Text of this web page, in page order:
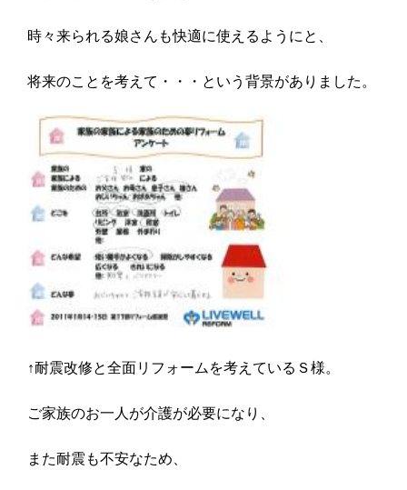
時々来られる娘さんも快適に使えるようにと、
将来のことを考えて・・・という背景がありました。
↑耐震改修と全面リフォームを考えているＳ様。
ご家族のお一人が介護が必要になり、
また耐震も不安なため、